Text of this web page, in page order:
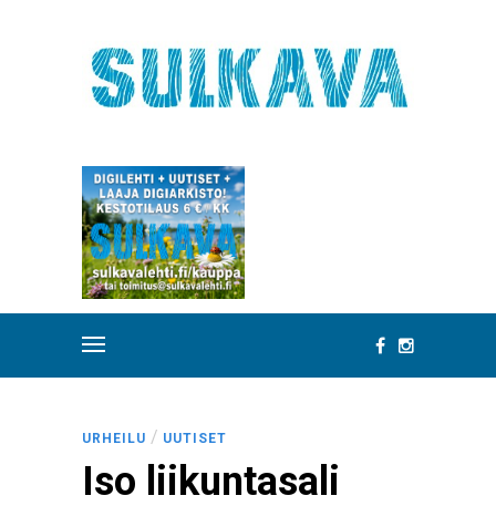
URHEILU / UUTISET
Iso liikuntasali